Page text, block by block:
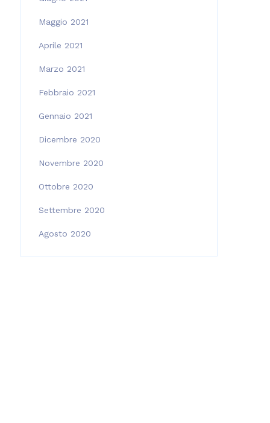
Maggio 2021
Aprile 2021
Marzo 2021
Febbraio 2021
Gennaio 2021
Dicembre 2020
Novembre 2020
Ottobre 2020
Settembre 2020
Agosto 2020